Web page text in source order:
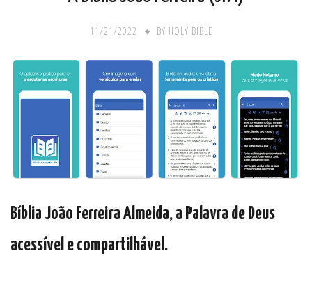
11/21/2022 BY HOLY BIBLE
Bíblia João Ferreira Almeida, a Palavra de Deus
acessível e compartilhável.